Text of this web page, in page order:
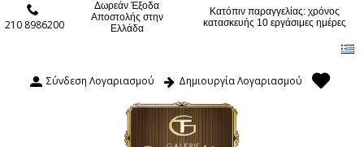
210 8986200
Δωρεάν Έξοδα
Αποστολής στην
Ελλάδα
Κατόπιν παραγγελίας: χρόνος
κατασκευής 10 εργάσιμες ημέρες
Σύνδεση Λογαριασμού Δημιουργία Λογαριασμού